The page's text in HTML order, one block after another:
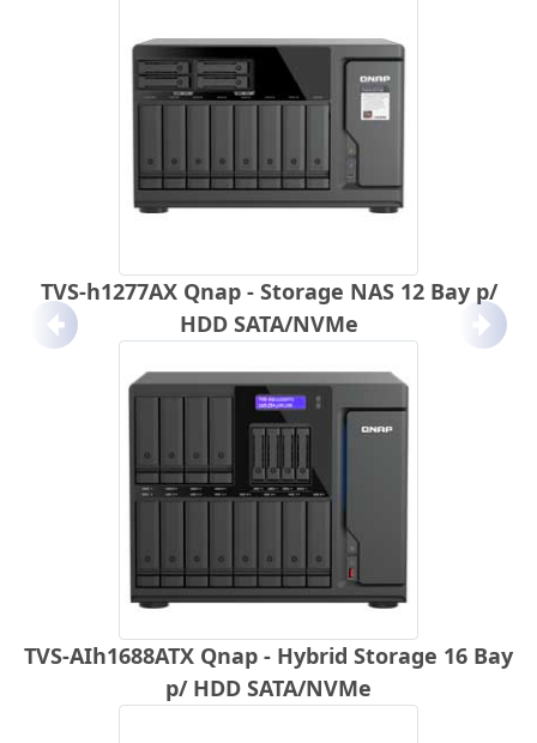
TVS-h1277AX Qnap - Storage NAS 12 Bay p/
HDD SATA/NVMe
TVS-AIh1688ATX Qnap - Hybrid Storage 16 Bay
p/ HDD SATA/NVMe
Anterior